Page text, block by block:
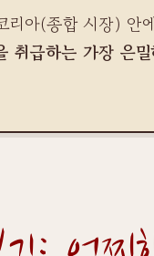
리아(종합 시장) 안
취급하는 가장 은